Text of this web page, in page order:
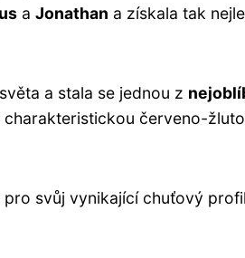
a Jonathan a získala tak
a stala se jednou z
červeno-
svůj vynikající chuťový